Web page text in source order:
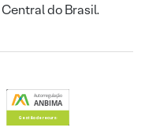
do Brasil.